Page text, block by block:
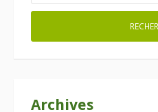
Archives